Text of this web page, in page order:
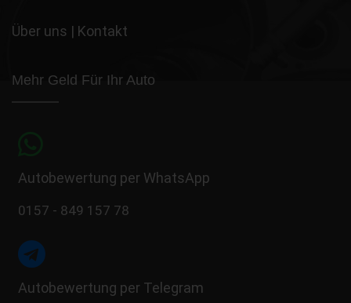
Über uns | Kontakt
Mehr Geld Für Ihr Auto
Autobewertung per WhatsApp
0157 - 849 157 78
Autobewertung per Telegram